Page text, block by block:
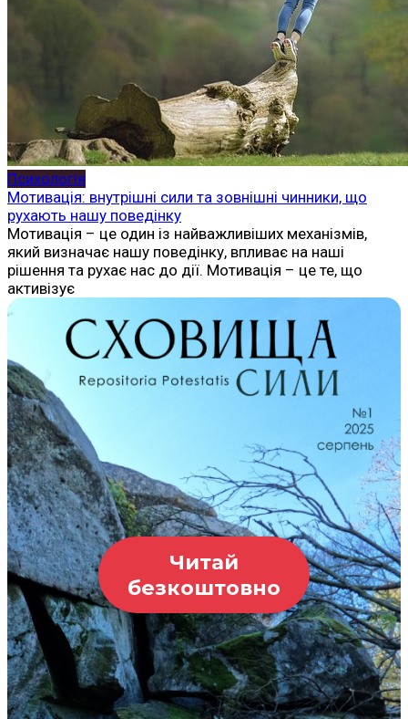
Психологія
Мотивація: внутрішні сили та зовнішні чинники, що
рухають нашу поведінку
Мотивація – це один із найважливіших механізмів,
який визначає нашу поведінку, впливає на наші
рішення та рухає нас до дії. Мотивація – це те, що
активізує
Читай
безкоштовно